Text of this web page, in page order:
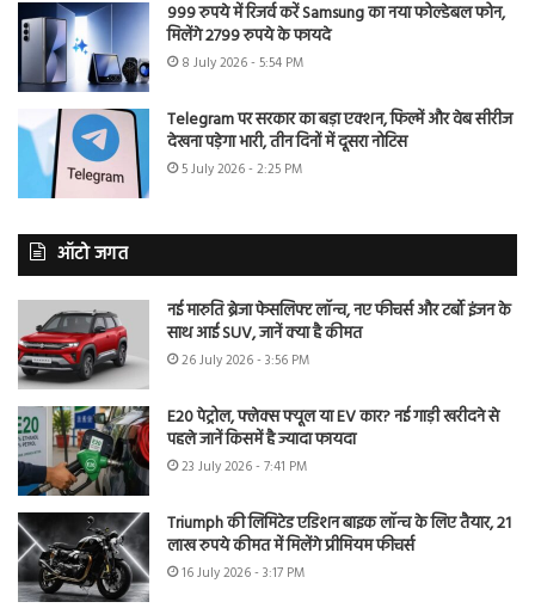
999 रुपये में रिजर्व करें Samsung का नया फोल्डेबल फोन,
मिलेंगे 2799 रुपये के फायदे
8 July 2026 - 5:54 PM
Telegram पर सरकार का बड़ा एक्शन, फिल्में और वेब सीरीज
देखना पड़ेगा भारी, तीन दिनों में दूसरा नोटिस
5 July 2026 - 2:25 PM
ऑटो जगत
नई मारुति ब्रेजा फेसलिफ्ट लॉन्च, नए फीचर्स और टर्बो इंजन के
साथ आई SUV, जानें क्या है कीमत
26 July 2026 - 3:56 PM
E20 पेट्रोल, फ्लेक्स फ्यूल या EV कार? नई गाड़ी खरीदने से
पहले जानें किसमें है ज्यादा फायदा
23 July 2026 - 7:41 PM
Triumph की लिमिटेड एडिशन बाइक लॉन्च के लिए तैयार, 21
लाख रुपये कीमत में मिलेंगे प्रीमियम फीचर्स
16 July 2026 - 3:17 PM